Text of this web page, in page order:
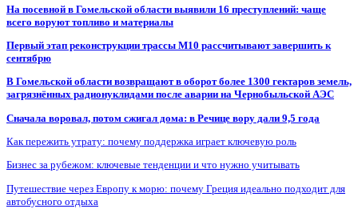
На посевной в Гомельской области выявили 16 преступлений: чаще
всего воруют топливо и материалы
Первый этап реконструкции трассы М10 рассчитывают завершить к
сентябрю
В Гомельской области возвращают в оборот более 1300 гектаров земель,
загрязнённых радионуклидами после аварии на Чернобыльской АЭС
Сначала воровал, потом сжигал дома: в Речице вору дали 9,5 года
Как пережить утрату: почему поддержка играет ключевую роль
Бизнес за рубежом: ключевые тенденции и что нужно учитывать
Путешествие через Европу к морю: почему Греция идеально подходит для
автобусного отдыха